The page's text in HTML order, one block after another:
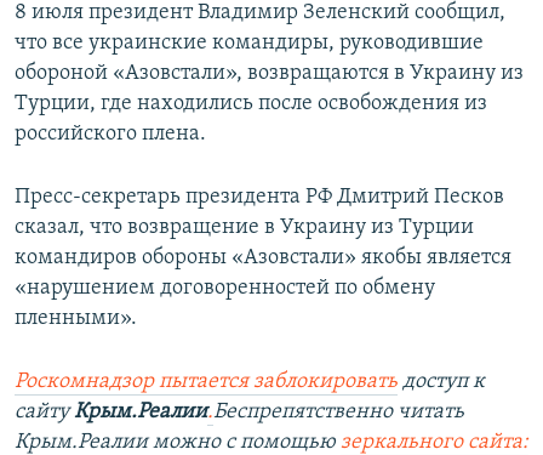
8 июля президент Владимир Зеленский сообщил,
что все украинские командиры, руководившие
обороной «Азовстали», возвращаются в Украину из
Турции, где находились после освобождения из
российского плена.
Пресс-секретарь президента РФ Дмитрий Песков
сказал, что возвращение в Украину из Турции
командиров обороны «Азовстали» якобы является
«нарушением договоренностей по обмену
пленными».
Роскомнадзор пытается заблокировать доступ к
сайтуКрым.Реалии.Беспрепятственно читать
Крым.Реалии можно с помощью зеркального сайта: